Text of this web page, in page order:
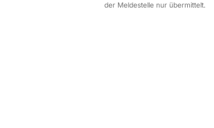
der Meldestelle nur übermittelt.